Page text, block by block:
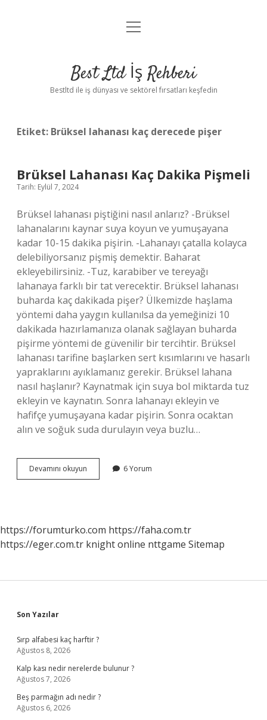
Anasayfa
Yasal Uyarı
menüyü
Best Ltd İş Rehberi
Bestltd ile iş dünyası ve sektörel fırsatları keşfedin
Etiket: Brüksel lahanası kaç derecede pişer
Brüksel Lahanası Kaç Dakika Pişmeli
Tarih: Eylül 7, 2024
Brüksel lahanası piştiğini nasıl anlarız? -Brüksel
lahanalarını kaynar suya koyun ve yumuşayana
kadar 10-15 dakika pişirin. -Lahanayı çatalla kolayca
delebiliyorsanız pişmiş demektir. Baharat
ekleyebilirsiniz. -Tuz, karabiber ve tereyağı
lahanaya farklı bir tat verecektir. Brüksel lahanası
buharda kaç dakikada pişer? Ülkemizde haşlama
yöntemi daha yaygın kullanılsa da yemeğinizi 10
dakikada hazırlamanıza olanak sağlayan buharda
pişirme yöntemi de güvenilir bir tercihtir. Brüksel
lahanası tarifine başlarken sert kısımlarını ve hasarlı
yapraklarını ayıklamanız gerekir. Brüksel lahana
nasıl haşlanır? Kaynatmak için suya bol miktarda tuz
ekleyin ve kaynatın. Sonra lahanayı ekleyin ve
hafifçe yumuşayana kadar pişirin. Sonra ocaktan
alın ve soğuk suda durulayın veya buzlu…
Devamını okuyun
Lahanası
6 Yorum
https://forumturko.com https://faha.com.tr
https://eger.com.tr knight online nttgame Sitemap
Sidebar
Son Yazılar
Sırp alfabesi kaç harftir ?
Ağustos 8, 2026
Kalp kası nedir nerelerde bulunur ?
Ağustos 7, 2026
Beş parmağın adı nedir ?
Ağustos 6, 2026